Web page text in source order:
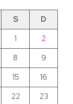
S
D
1
2
8
9
15
16
22
23